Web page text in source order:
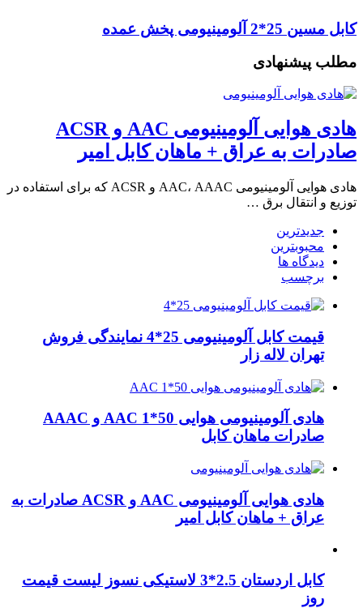
کابل مسین 25*2 آلومینیومی پخش عمده
مطلب پیشنهادی
هادی هوایی آلومینیومی AAC و ACSR
صادرات به عراق + ماهان کابل امیر
هادی هوایی آلومینیومی AAC، AAAC و ACSR که برای استفاده در
توزیع و انتقال برق …
جدیدترین
محبوبترین
دیدگاه ها
برچسب
قیمت کابل آلومینیومی 25*4 نمایندگی فروش
تهران لاله زار
هادی آلومینیومی هوایی 50*1 AAC و AAAC
صادرات ماهان کابل
هادی هوایی آلومینیومی AAC و ACSR صادرات به
عراق + ماهان کابل امیر
کابل اردستان 2.5*3 لاستیکی نسوز لیست قیمت
روز